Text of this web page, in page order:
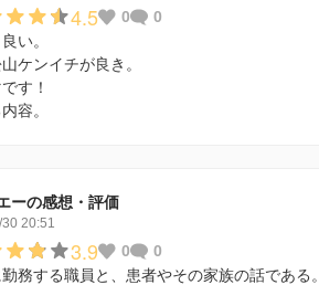
4.5 0
0
い。
ケンイチが良き。
す！
容。
ーの感想・評価
20:51
3.9 0
0
務する職員と、患者やその家族の話である。